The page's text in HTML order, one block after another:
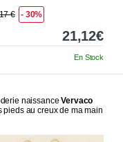
€ - 30%
21,12€
En Stock
naissanceVervaco
pieds au creux de ma main